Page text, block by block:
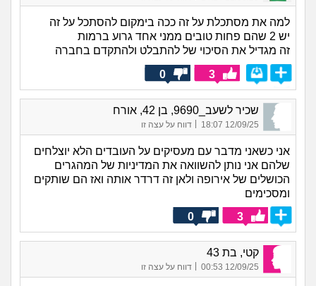
למה את מסתכלת על זה ככה בימקום להסתכל על זה
יש 2 שהם פחות טובים ממני אחד גרוע ברמות
זה מגדיל את הסיכוי של להתבלט ולהתקדם בחברה
3
0
שכיר לשעב_9690, בן 42, אורח
12/09/25 18:07
| דווח על עצה זו
אני כשאני מדבר עם מעסיקים על העובדים הלא יוצלחים
שלהם אני נותן להשוואה את המדיניות של המהגרים
הכושלים של אירופה ולאן זה דרדר אותה ואז הם שותקים
ומסכימים
3
0
קטי, בת 43
12/09/25 00:53
| דווח על עצה זו